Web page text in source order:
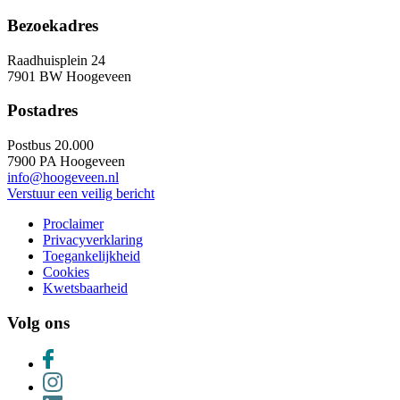
Bezoekadres
Raadhuisplein 24
7901 BW Hoogeveen
Postadres
Postbus 20.000
7900 PA Hoogeveen
info@hoogeveen.nl
Verstuur een veilig bericht
Proclaimer
Privacyverklaring
Toegankelijkheid
Cookies
Kwetsbaarheid
Volg ons